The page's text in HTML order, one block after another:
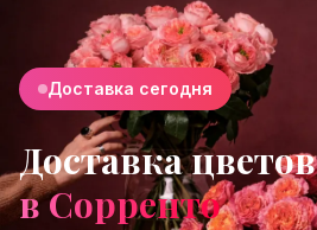
Доставка сегодня
Доставка цветов
в Сорренто